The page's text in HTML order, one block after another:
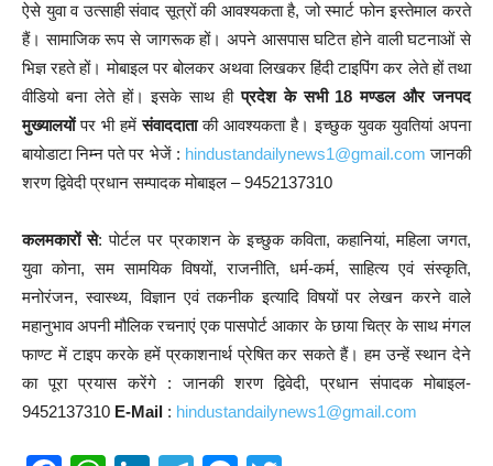
ऐसे युवा व उत्साही संवाद सूत्रों की आवश्यकता है, जो स्मार्ट फोन इस्तेमाल करते
हैं। सामाजिक रूप से जागरूक हों। अपने आसपास घटित होने वाली घटनाओं से
भिज्ञ रहते हों। मोबाइल पर बोलकर अथवा लिखकर हिंदी टाइपिंग कर लेते हों तथा
वीडियो बना लेते हों। इसके साथ हीप्रदेश के सभी 18 मण्डल और जनपद
मुख्यालयोंपर भी हमेंसंवाददाताकी आवश्यकता है। इच्छुक युवक युवतियां अपना
बायोडाटा निम्न पते पर भेजें : hindustandailynews1@gmail.com जानकी
शरण द्विवेदी प्रधान सम्पादक मोबाइल – 9452137310
कलमकारों से: पोर्टल पर प्रकाशन के इच्छुक कविता, कहानियां, महिला जगत,
युवा कोना, सम सामयिक विषयों, राजनीति, धर्म-कर्म, साहित्य एवं संस्कृति,
मनोरंजन, स्वास्थ्य, विज्ञान एवं तकनीक इत्यादि विषयों पर लेखन करने वाले
महानुभाव अपनी मौलिक रचनाएं एक पासपोर्ट आकार के छाया चित्र के साथ मंगल
फाण्ट में टाइप करके हमें प्रकाशनार्थ प्रेषित कर सकते हैं। हम उन्हें स्थान देने
का पूरा प्रयास करेंगे : जानकी शरण द्विवेदी, प्रधान संपादक मोबाइल-
9452137310 E-Mail : hindustandailynews1@gmail.com